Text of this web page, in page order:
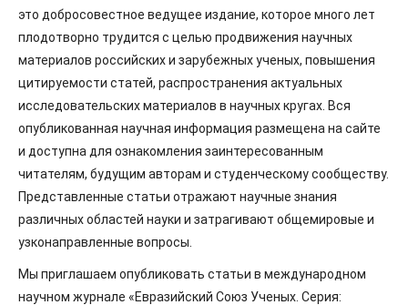
это добросовестное ведущее издание, которое много лет
плодотворно трудится с целью продвижения научных
материалов российских и зарубежных ученых, повышения
цитируемости статей, распространения актуальных
исследовательских материалов в научных кругах. Вся
опубликованная научная информация размещена на сайте
и доступна для ознакомления заинтересованным
читателям, будущим авторам и студенческому сообществу.
Представленные статьи отражают научные знания
различных областей науки и затрагивают общемировые и
узконаправленные вопросы.
Мы приглашаем опубликовать статьи в международном
научном журнале «Евразийский Союз Ученых. Серия: